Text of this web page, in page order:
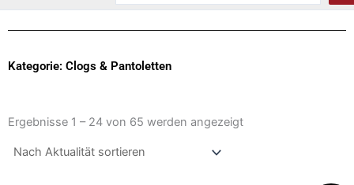
Kategorie: Clogs & Pantoletten
Ergebnisse 1 – 24 von 65 werden angezeigtAktualität